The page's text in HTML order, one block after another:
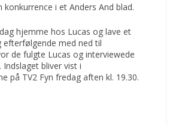
konkurrence i et Anders And blad.
hjemme hos Lucas og lave et
efterfølgende med ned til
de fulgte Lucas og interviewede
bliver vist i
på TV2 Fyn fredag aften kl. 19.30.